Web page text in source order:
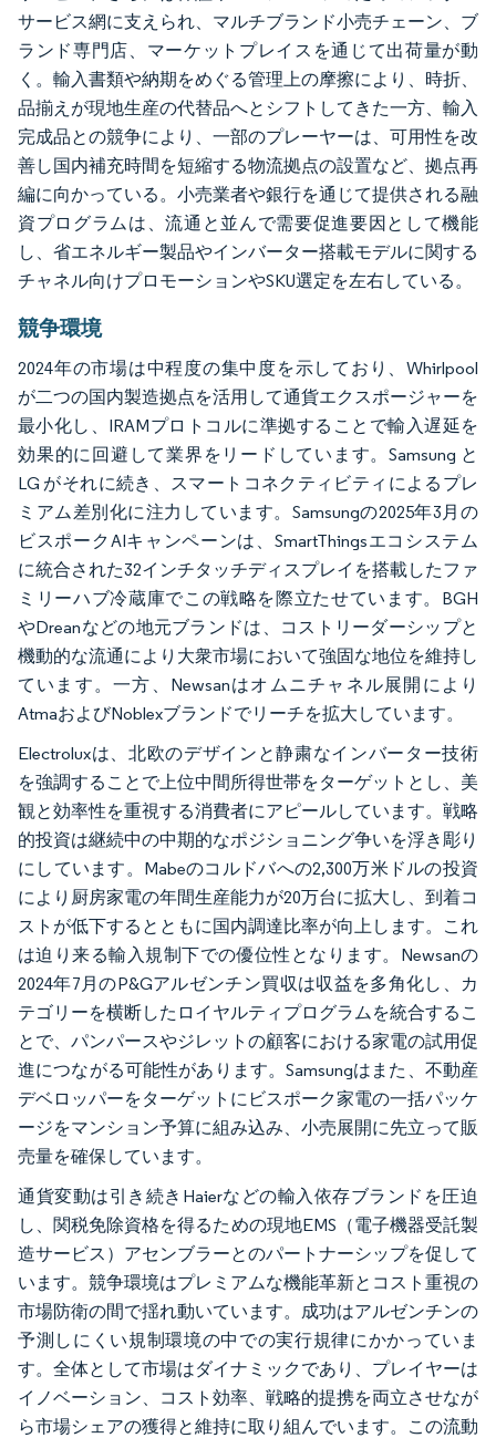
サービス網に支えられ、マルチブランド小売チェーン、ブ
ランド専門店、マーケットプレイスを通じて出荷量が動
く。輸入書類や納期をめぐる管理上の摩擦により、時折、
品揃えが現地生産の代替品へとシフトしてきた一方、輸入
完成品との競争により、一部のプレーヤーは、可用性を改
善し国内補充時間を短縮する物流拠点の設置など、拠点再
編に向かっている。小売業者や銀行を通じて提供される融
資プログラムは、流通と並んで需要促進要因として機能
し、省エネルギー製品やインバーター搭載モデルに関する
チャネル向けプロモーションやSKU選定を左右している。
競争環境
2024年の市場は中程度の集中度を示しており、Whirlpool
が二つの国内製造拠点を活用して通貨エクスポージャーを
最小化し、IRAMプロトコルに準拠することで輸入遅延を
効果的に回避して業界をリードしています。Samsung と
LG がそれに続き、スマートコネクティビティによるプレ
ミアム差別化に注力しています。Samsungの2025年3月の
ビスポークAIキャンペーンは、SmartThingsエコシステム
に統合された32インチタッチディスプレイを搭載したファ
ミリーハブ冷蔵庫でこの戦略を際立たせています。BGH
やDreanなどの地元ブランドは、コストリーダーシップと
機動的な流通により大衆市場において強固な地位を維持し
ています。一方、Newsanはオムニチャネル展開により
AtmaおよびNoblexブランドでリーチを拡大しています。
Electroluxは、北欧のデザインと静粛なインバーター技術
を強調することで上位中間所得世帯をターゲットとし、美
観と効率性を重視する消費者にアピールしています。戦略
的投資は継続中の中期的なポジショニング争いを浮き彫り
にしています。Mabeのコルドバへの2,300万米ドルの投資
により厨房家電の年間生産能力が20万台に拡大し、到着コ
ストが低下するとともに国内調達比率が向上します。これ
は迫り来る輸入規制下での優位性となります。Newsanの
2024年7月のP&Gアルゼンチン買収は収益を多角化し、カ
テゴリーを横断したロイヤルティプログラムを統合するこ
とで、パンパースやジレットの顧客における家電の試用促
進につながる可能性があります。Samsungはまた、不動産
デベロッパーをターゲットにビスポーク家電の一括パッケ
ージをマンション予算に組み込み、小売展開に先立って販
売量を確保しています。
通貨変動は引き続きHaierなどの輸入依存ブランドを圧迫
し、関税免除資格を得るための現地EMS（電子機器受託製
造サービス）アセンブラーとのパートナーシップを促して
います。競争環境はプレミアムな機能革新とコスト重視の
市場防衛の間で揺れ動いています。成功はアルゼンチンの
予測しにくい規制環境の中での実行規律にかかっていま
す。全体として市場はダイナミックであり、プレイヤーは
イノベーション、コスト効率、戦略的提携を両立させなが
ら市場シェアの獲得と維持に取り組んでいます。この流動